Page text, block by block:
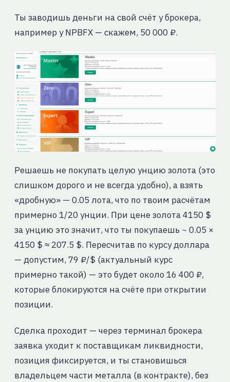
Ты заводишь деньги на свой счёт у брокера,
например у NPBFX — скажем, 50 000 ₽.
Решаешь не покупать целую унцию золота (это
слишком дорого и не всегда удобно), а взять
«дробную» — 0.05 лота, что по твоим расчётам
примерно 1/20 унции. При цене золота 4150 $
за унцию это значит, что ты покупаешь ~ 0.05 ×
4150 $ ≈ 207.5 $. Пересчитав по курсу доллара
— допустим, 79 ₽/$ (актуальный курс
примерно такой) — это будет около 16 400 ₽,
которые блокируются на счёте при открытии
позиции.
Сделка проходит — через терминал брокера
заявка уходит к поставщикам ликвидности,
позиция фиксируется, и ты становишься
владельцем части металла (в контракте), без